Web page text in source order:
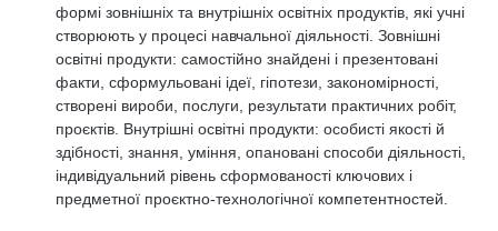
формі зовнішніх та внутрішніх освітніх продуктів, які учні
створюють у процесі навчальної діяльності. Зовнішні
освітні продукти: самостійно знайдені і презентовані
факти, сформульовані ідеї, гіпотези, закономірності,
створені вироби, послуги, результати практичних робіт,
проєктів. Внутрішні освітні продукти: особисті якості й
здібності, знання, уміння, опановані способи діяльності,
індивідуальний рівень сформованості ключових і
предметної проєктно-технологічної компетентностей.